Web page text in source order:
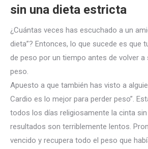
sin una dieta estricta
¿Cuántas veces has escuchado a un
dieta”? Entonces, lo que sucede es que
de peso por un tiempo antes de volver a
peso.
Apuesto a que también has visto a
Cardio es lo mejor para perder peso”.
todos los días religiosamente la cinta
resultados son terriblemente lentos.
vencido y recupera todo el peso que